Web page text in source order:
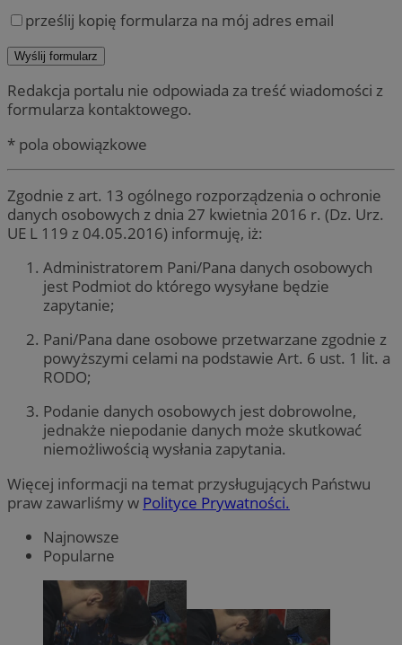
prześlij kopię formularza na mój adres email
Redakcja portalu nie odpowiada za treść wiadomości z
formularza kontaktowego.
* pola obowiązkowe
Zgodnie z art. 13 ogólnego rozporządzenia o ochronie
danych osobowych z dnia 27 kwietnia 2016 r. (Dz. Urz.
UE L 119 z 04.05.2016) informuję, iż:
Administratorem Pani/Pana danych osobowych
jest Podmiot do którego wysyłane będzie
zapytanie;
Pani/Pana dane osobowe przetwarzane zgodnie z
powyższymi celami na podstawie Art. 6 ust. 1 lit. a
RODO;
Podanie danych osobowych jest dobrowolne,
jednakże niepodanie danych może skutkować
niemożliwością wysłania zapytania.
Więcej informacji na temat przysługujących Państwu
praw zawarliśmy w Polityce Prywatności.
Najnowsze
Popularne